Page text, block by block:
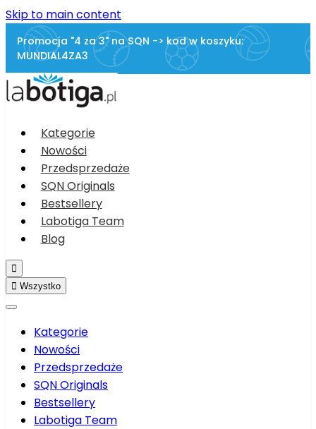
Skip to main content
Promocja "4 za 3" na SQN -> kod w koszyku:
MUNDIAL4ZA3
Kategorie
Nowości
Przedsprzedaże
SQN Originals
Bestsellery
Labotiga Team
Blog

 Wszystko
Kategorie
Nowości
Przedsprzedaże
SQN Originals
Bestsellery
Labotiga Team